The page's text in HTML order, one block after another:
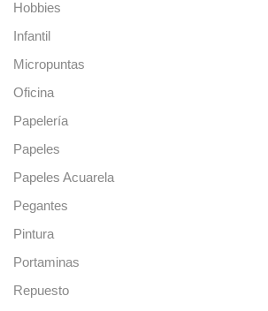
Hobbies
Infantil
Micropuntas
Oficina
Papelería
Papeles
Papeles Acuarela
Pegantes
Pintura
Portaminas
Repuesto